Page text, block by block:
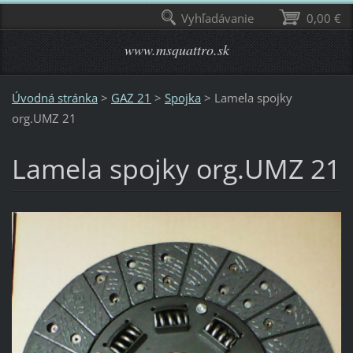
www.msquattro.sk
Úvodná stránka > GAZ 21 > Spojka > Lamela spojky
org.UMZ 21
Lamela spojky org.UMZ 21
0,00 €
Vyhľadávanie